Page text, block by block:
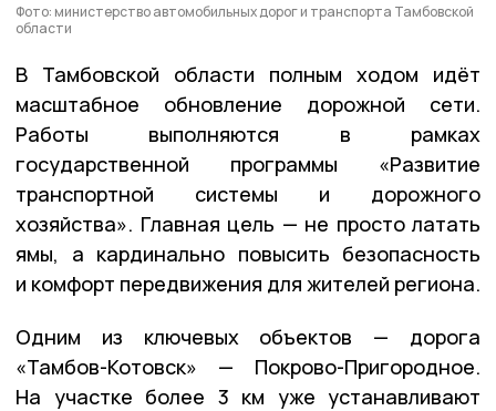
Фото: министерство автомобильных дорог и транспорта Тамбовской
области
В Тамбовской области полным ходом идёт
масштабное обновление дорожной сети.
Работы выполняются в рамках
государственной программы «Развитие
транспортной системы и дорожного
хозяйства». Главная цель — не просто латать
ямы, а кардинально повысить безопасность
и комфорт передвижения для жителей региона.
Одним из ключевых объектов — дорога
«Тамбов-Котовск» — Покрово-Пригородное.
На участке более 3 км уже устанавливают